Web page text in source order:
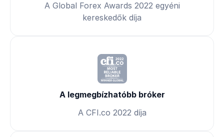
A Global Forex Awards 2022 egyéni
kereskedők díja
A legmegbízhatóbb bróker
A CFI.co 2022 díja